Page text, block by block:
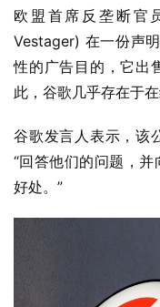
欧盟首席反垄断官
Vestager) 在一份声
性的广告目的，它出
此，谷歌几乎存在于
谷歌发言人表示，该
“回答他们的问题，
好处。”